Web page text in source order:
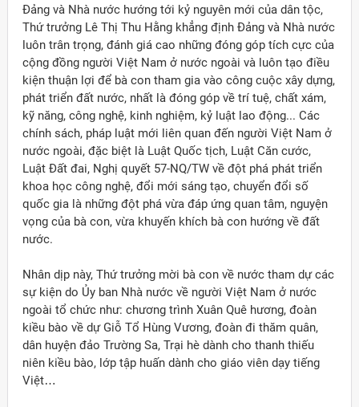
Đảng và Nhà nước hướng tới kỷ nguyên mới của dân tộc,
Thứ trưởng Lê Thị Thu Hằng khẳng định Đảng và Nhà nước
luôn trân trọng, đánh giá cao những đóng góp tích cực của
cộng đồng người Việt Nam ở nước ngoài và luôn tạo điều
kiện thuận lợi để bà con tham gia vào công cuộc xây dựng,
phát triển đất nước, nhất là đóng góp về trí tuệ, chất xám,
kỹ năng, công nghệ, kinh nghiệm, kỷ luật lao động... Các
chính sách, pháp luật mới liên quan đến người Việt Nam ở
nước ngoài, đặc biệt là Luật Quốc tịch, Luật Căn cước,
Luật Đất đai, Nghị quyết 57-NQ/TW về đột phá phát triển
khoa học công nghệ, đổi mới sáng tạo, chuyển đổi số
quốc gia là những đột phá vừa đáp ứng quan tâm, nguyện
vọng của bà con, vừa khuyến khích bà con hướng về đất
nước.
Nhân dịp này, Thứ trưởng mời bà con về nước tham dự các
sự kiện do Ủy ban Nhà nước về người Việt Nam ở nước
ngoài tổ chức như: chương trình Xuân Quê hương, đoàn
kiều bào về dự Giỗ Tổ Hùng Vương, đoàn đi thăm quân,
dân huyện đảo Trường Sa, Trại hè dành cho thanh thiếu
niên kiều bào, lớp tập huấn dành cho giáo viên dạy tiếng
Việt…